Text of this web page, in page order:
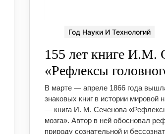
Год Науки И Технологий
155 лет книге И.М.
«Рефлексы
В марте — апреле 1866 года
знаковых книг в истории мировой
— книга И. М. Сеченова
мозга». Автор в ней обосновал
природу сознательной и